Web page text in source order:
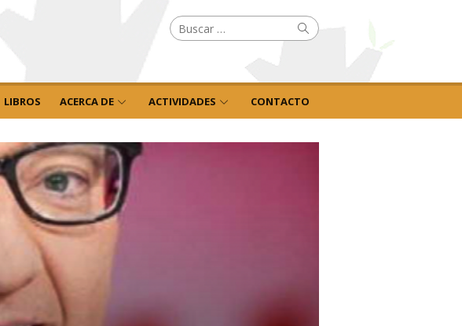
Buscar
por: Buscar
LIBROS ACERCA DE ACTIVIDADES CONTACTO